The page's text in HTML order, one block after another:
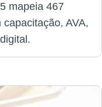
mapeia 467
AVA,